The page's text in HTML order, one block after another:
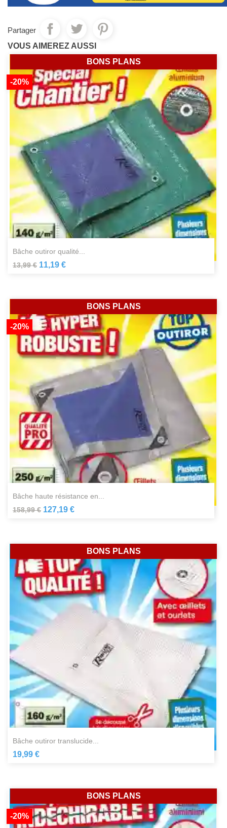
Partager
VOUS AIMEREZ AUSSI
bâche outiror qualité...
13,99 €
-20%
11,19 €
BONS PLANS
bâche haute résistance en...
158,99 €
-20%
127,19 €
BONS PLANS
bâche outiror translucide...
19,99 €
BONS PLANS
-20%
BONS PLANS